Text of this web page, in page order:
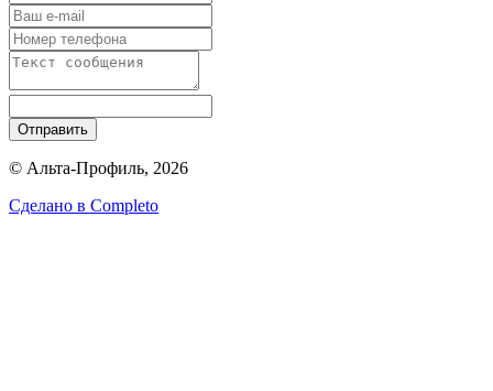
Отправить
© Альта-Профиль, 2026
Сделано в Completo